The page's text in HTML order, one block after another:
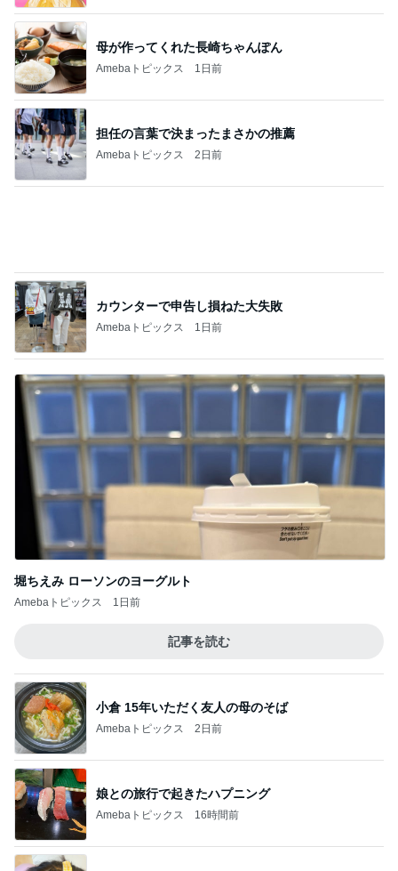
母が作ってくれた長崎ちゃんぽん
Amebaトピックス 1日前
担任の言葉で決まったまさかの推薦
Amebaトピックス 2日前
カウンターで申告し損ねた大失敗
Amebaトピックス 1日前
堀ちえみ ローソンのヨーグルト
Amebaトピックス 1日前
記事を読む
小倉 15年いただく友人の母のそば
Amebaトピックス 2日前
娘との旅行で起きたハプニング
Amebaトピックス 16時間前